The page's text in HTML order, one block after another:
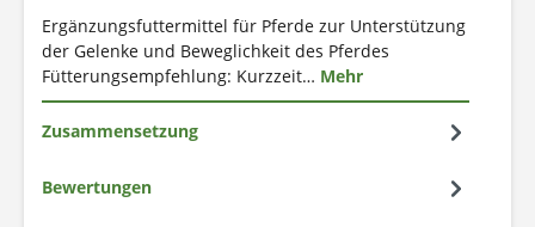
Ergänzungsfuttermittel für Pferde zur Unterstützung
der Gelenke und Beweglichkeit des Pferdes
Fütterungsempfehlung: Kurzzeit… Mehr
Zusammensetzung
Bewertungen